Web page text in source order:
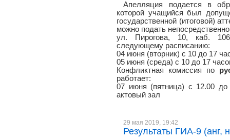
Апелляция подается в
которой учащийся был
государственной (итоговой)
можно подать
ул. Пирогова, 10, каб.
следующему расписанию:
04 июня (вторник) с 10 до 17
05 июня (среда) с 10 до 17
Конфликтная комиссия по
работает:
07 июня (пятница) с 12.00 до
актовый зал
29 мая 2019, 19:42
Результаты ГИА-9 (анг,